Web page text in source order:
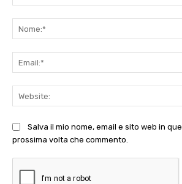
Salva il mio nome, email e sito web in
prossima volta che commento.